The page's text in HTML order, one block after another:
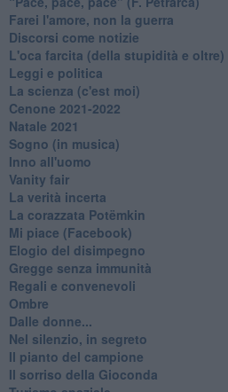
Farei l'amore, non la guerra
Discorsi come notizie
L'oca farcita (della stupidità e oltre)
Leggi e politica
La scienza (c'est moi)
Cenone 2021-2022
Natale 2021
Sogno (in musica)
Inno all'uomo
Vanity fair
La verità incerta
La corazzata Potëmkin
Mi piace (Facebook)
Elogio del disimpegno
Gregge senza immunità
Regali e convenevoli
Ombre
Dalle donne...
Nel silenzio, in segreto
Il pianto del campione
Il sorriso della Gioconda